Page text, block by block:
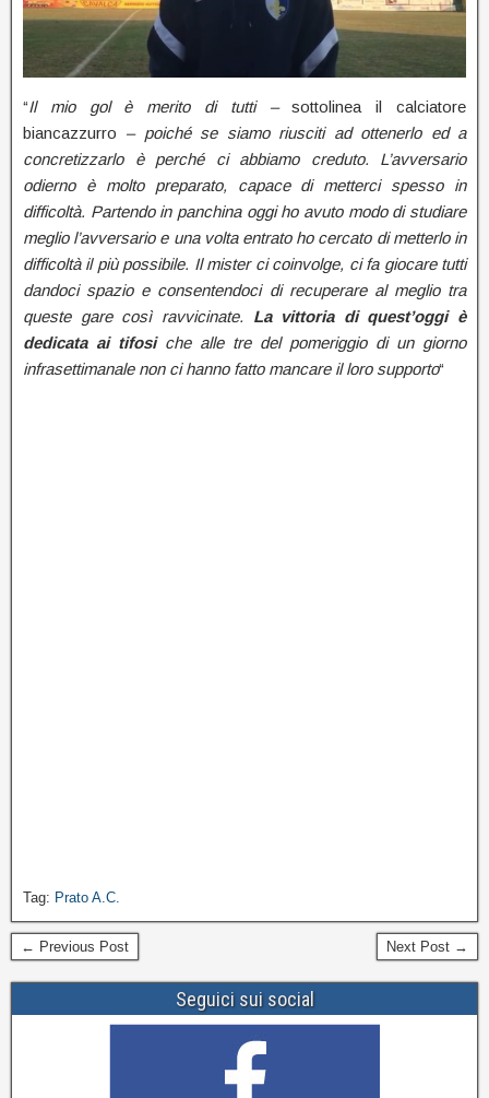
“Il mio gol è merito di tutti –sottolinea il calciatore
biancazzurro – poiché se siamo riusciti ad ottenerlo ed a
concretizzarlo è perché ci abbiamo creduto. L’avversario
odierno è molto preparato, capace di metterci spesso in
difficoltà. Partendo in panchina oggi ho avuto modo di studiare
meglio l’avversario e una volta entrato ho cercato di metterlo in
difficoltà il più possibile. Il mister ci coinvolge, ci fa giocare tutti
dandoci spazio e consentendoci di recuperare al meglio tra
queste gare così ravvicinate. La vittoria di quest’oggi è
dedicata ai tifosiche alle tre del pomeriggio di un giorno
infrasettimanale non ci hanno fatto mancare il loro supporto“
Tag: Prato A.C.
← Previous Post Next Post →
Seguici sui social